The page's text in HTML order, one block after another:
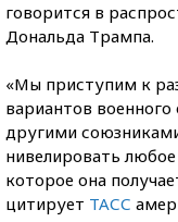
говорится в
Дональда Трампа.
«Мы приступим к
вариантов
другими
нивелировать
которое она
цитирует ТАСС